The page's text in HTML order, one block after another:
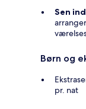
Sen
Børn og
pr. nat